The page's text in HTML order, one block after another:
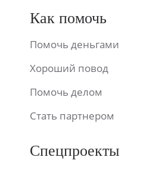
Как помочь
Помочь деньгами
Хороший повод
Помочь делом
Стать партнером
Спецпроекты